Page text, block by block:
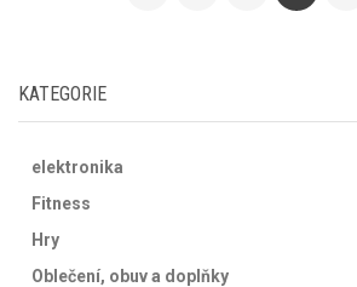
KATEGORIE
elektronika
Fitness
Hry
Oblečení, obuv a doplňky